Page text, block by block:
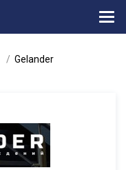
Gelander